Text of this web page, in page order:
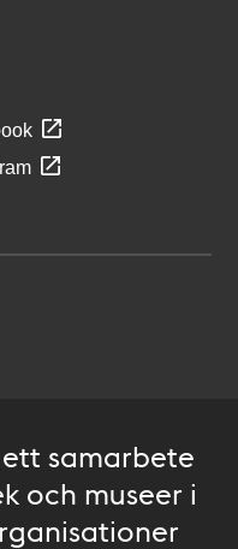
samarbete
och museer i